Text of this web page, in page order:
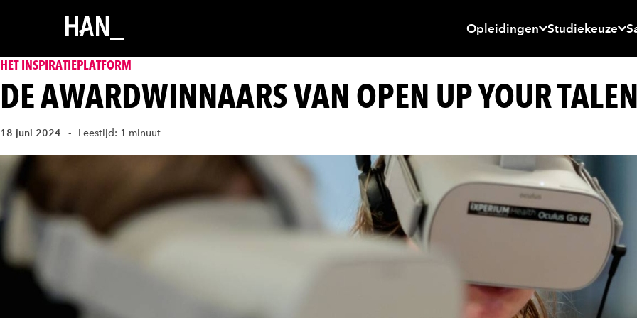
Opleidingen Studiekeuze
HET INSPIRATIEPLATFORM
DE AWARDWINNAARS VAN OPEN UP YOUR
18 juni 2024 Leestijd: 1 minuut